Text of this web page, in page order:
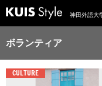
神田外語大
ボランティア
CULTURE